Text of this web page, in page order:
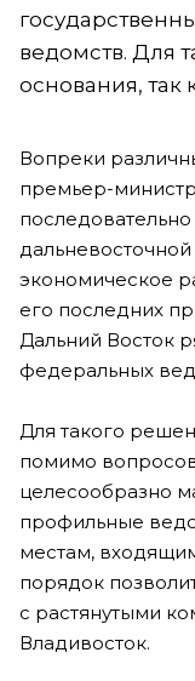
ведомств. Для
основания, так
Вопреки
премьер-
экономическое
его последних
Дальний Восток
федеральных
Для такого
помимо
целесообразно
профильные
местам,
порядок
с растянутыми
Владивосток.